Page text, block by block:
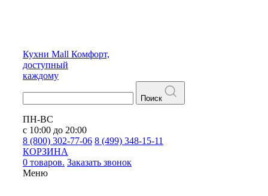
Кухни Mall Комфорт,
доступный
каждому
Поиск
ПН-ВС
с 10:00 до 20:00
8 (800) 302-77-06 8 (499) 348-15-11
КОРЗИНА
0 товаров. Заказать звонок
Меню